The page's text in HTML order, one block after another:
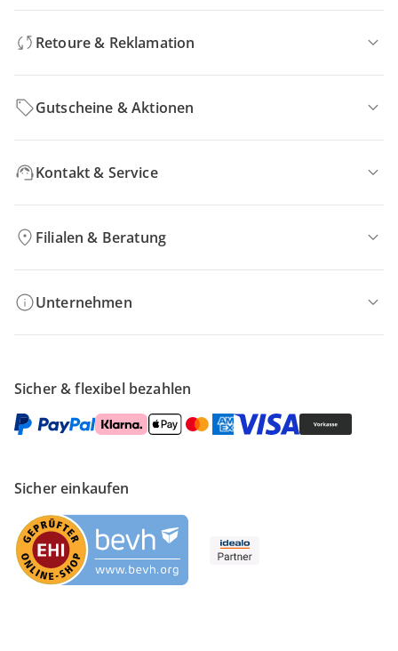
Retoure & Reklamation
Gutscheine & Aktionen
Kontakt & Service
Filialen & Beratung
Unternehmen
Sicher & flexibel bezahlen
Sicher einkaufen